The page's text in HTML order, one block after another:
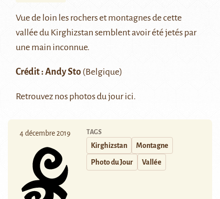
Vue de loin les rochers et montagnes de cette
vallée du Kirghizstan semblent avoir été jetés par
une main inconnue.
Crédit : Andy Sto (Belgique)
Retrouvez nos photos du jourici.
4 décembre 2019 TAGS
Kirghizstan Montagne
Photo du Jour Vallée